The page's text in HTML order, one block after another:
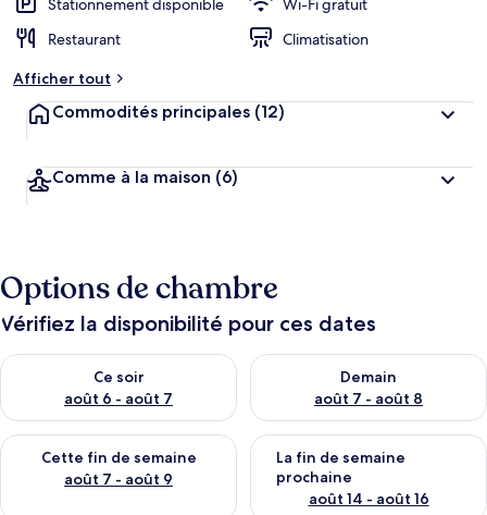
Stationnement disponible
Wi-Fi gratuit
Restaurant
Climatisation
Afficher tout
Commodités principales (12)
Comme à la maison (6)
Options de chambre
Vérifiez la disponibilité pour ces dates
Ce soir
août 6 - août 7
Vérifier la disponibilité pour ce soir août 6 - août 7
Demain
août 7 - août 8
Vérifier la disponibilité pour
Cette fin de semaine
août 7 - août 9
Vérifier la disponibilité pour cette fin de semaine août 7 -
La fin de semaine
prochaine
août 14 - août 16
Vérifier la disponibilité pour